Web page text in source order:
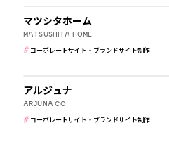
マツシタホーム
MATSUSHITA HOME
コーポレートサイト・ブランドサイト制作
アルジュナ
ARJUNA CO
コーポレートサイト・ブランドサイト制作